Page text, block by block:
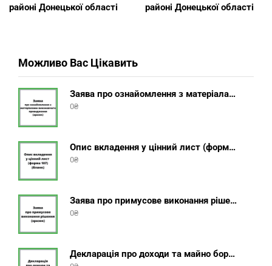
районі Донецької області
районі Донецької області
Можливо Вас Цікавить
Заява про ознайомлення з матеріалами виконавчого провадження (зразок, шаблон 2025 року)
0₴
Опис вкладення у цінний лист (форма 107) + інструкція відправлення цінного листа з описом вкладення
0₴
Заява про примусове виконання рішення (зразок, шаблон 2025 року)
0₴
Декларація про доходи та майно боржника фізичної особи (бланк) + інструкція